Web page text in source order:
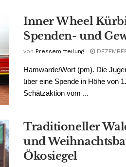
Inner Wheel
Spenden- und
von Pressemitteilung
Hamwarde/Wort (pm). Die
über eine Spende in Höhe von
Schätzaktion vom ...
Traditioneller
und
Ökosiegel